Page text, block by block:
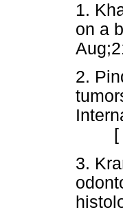
1.
on a
2.
[
3.